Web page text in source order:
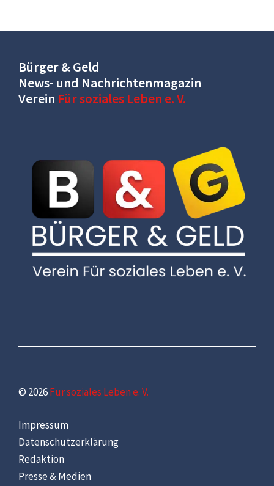
Bürger & Geld
News- und Nachrichtenmagazin
Verein Für soziales Leben e. V.
© 2026Für soziales Leben e. V.
Impressum
Datenschutzerklärung
Redaktion
Presse & Medien